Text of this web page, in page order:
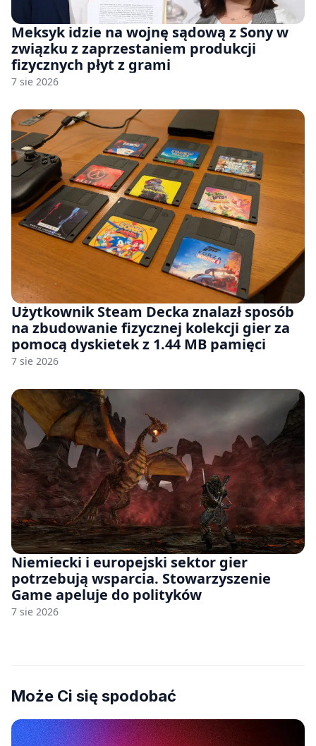
Meksyk idzie na wojnę sądową z Sony w
związku z zaprzestaniem produkcji
fizycznych płyt z grami
7 sie 2026
Użytkownik Steam Decka znalazł sposób
na zbudowanie fizycznej kolekcji gier za
pomocą dyskietek z 1.44 MB pamięci
7 sie 2026
Niemiecki i europejski sektor gier
potrzebują wsparcia. Stowarzyszenie
Game apeluje do polityków
7 sie 2026
Może Ci się spodobać